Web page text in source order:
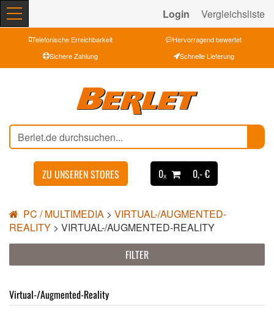
Login Vergleichsliste
Telefonische Erreichbarkeit
Hervorragend bewertet
Sichere Zahlung
Schnelle Lieferung
ZU UNSEREN STORES 0ₓ 0,- €
PC / MULTIMEDIA > VIRTUAL-/AUGMENTED-
REALITY > VIRTUAL-/AUGMENTED-REALITY
FILTER
Virtual-/Augmented-Reality